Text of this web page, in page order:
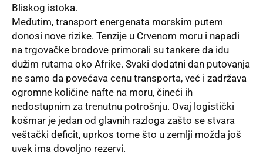
Bliskog istoka.
Međutim, transport energenata morskim putem
donosi nove rizike. Tenzije u Crvenom moru i napadi
na trgovačke brodove primorali su tankere da idu
dužim rutama oko Afrike. Svaki dodatni dan putovanja
ne samo da povećava cenu transporta, već i zadržava
ogromne količine nafte na moru, čineći ih
nedostupnim za trenutnu potrošnju. Ovaj logistički
košmar je jedan od glavnih razloga zašto se stvara
veštački deficit, uprkos tome što u zemlji možda još
uvek ima dovoljno rezervi.